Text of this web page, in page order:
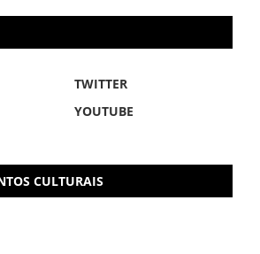
TWITTER
YOUTUBE
CULTURAIS